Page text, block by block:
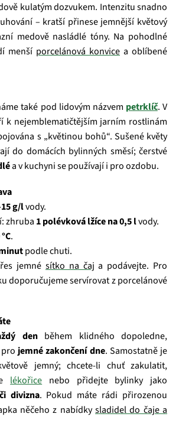
kulatým dozvukem. Intenzitu snadno
– kratší přinese jemnější květový
medově nasládlé tóny. Na pohodlné
menší porcelánová konvice a oblíbené
také pod lidovým názvem petrklíč. V
k nejemblema­tičtějším jarním rostlinám
s „květinou bohů“. Sušené květy
do domácích bylinných směsí; čerstvé
a v kuchyni se používají i pro ozdobu.
g/lvody.
zhruba 1 polévková lžíce na 0,5 lvody.
.
podle chuti.
jemné sítko na čaj a podávejte. Pro
doporučujeme servírovat z porcelánové
denběhem klidného dopoledne,
jemné zakončení dne. Samostatně je
jemný; chcete-li chuť zakulatit,
lékořice nebo přidejte bylinky jako
divizna. Pokud máte rádi přirozenou
něčeho z nabídkysladidel do čaje a